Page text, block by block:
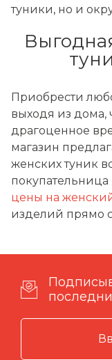
туники, но и
Приобрести
выходя из дома,
драгоценное
магазин
женских туник
цены на
изделий прямо